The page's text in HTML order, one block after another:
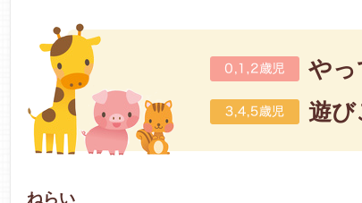
やっ
遊び
ねらい